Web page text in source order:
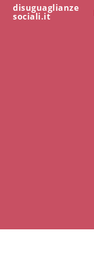
disuguaglianze
sociali.it